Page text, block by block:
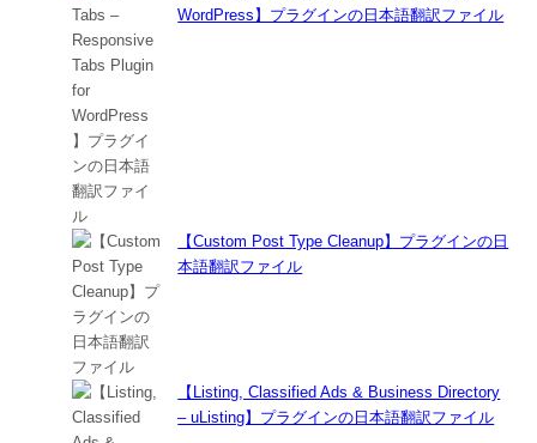
WordPress】プラグインの日本語翻訳ファイル
【Custom Post Type Cleanup】プラグインの日
本語翻訳ファイル
【Listing, Classified Ads & Business Directory
– uListing】プラグインの日本語翻訳ファイル